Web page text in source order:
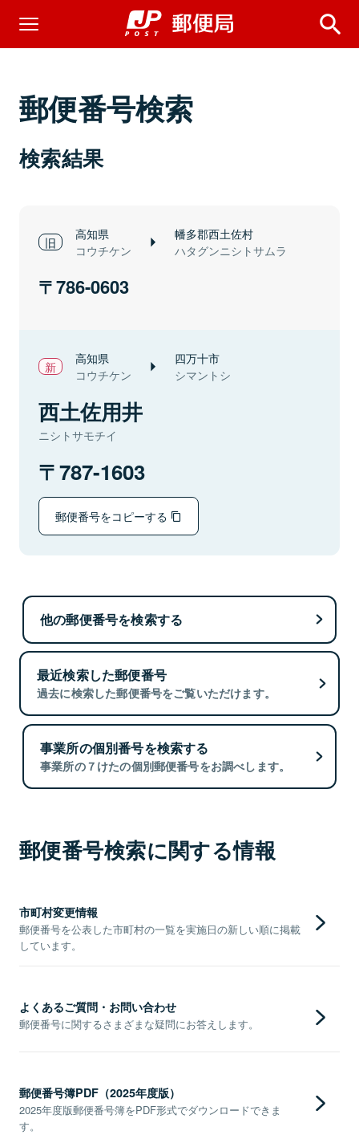
郵便番号検索
検索結果
高知県
コウチケン
幡多郡西土佐村
ハタグンニシトサムラ
786-0603
高知県
コウチケン
四万十市
シマントシ
西土佐用井
ニシトサモチイ
787-1603
郵便番号をコピーする
他の郵便番号を検索する
最近検索した郵便番号
過去に検索した郵便番号をご覧いただけます。
事業所の個別番号を検索する
事業所の７けたの個別郵便番号をお調べします。
郵便番号検索に関する情報
市町村変更情報
郵便番号を公表した市町村の一覧を実施日の新しい順に掲載
しています。
よくあるご質問・お問い合わせ
郵便番号に関するさまざまな疑問にお答えします。
郵便番号簿PDF（2025年度版）
2025年度版郵便番号簿をPDF形式でダウンロードできま
す。